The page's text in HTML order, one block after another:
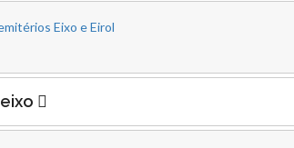
Eixo e Eirol